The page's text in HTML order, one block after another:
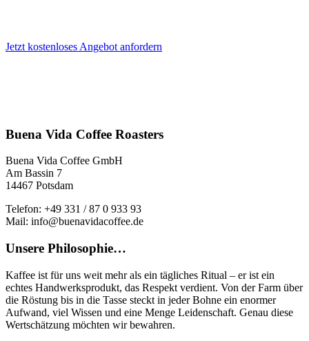
Jetzt kostenloses Angebot anfordern
Buena Vida Coffee Roasters
Buena Vida Coffee GmbH
Am Bassin 7
14467 Potsdam
Telefon: +49 331 / 87 0 933 93
Mail: info@buenavidacoffee.de
Unsere Philosophie…
Kaffee ist für uns weit mehr als ein tägliches Ritual – er ist ein
echtes Handwerksprodukt, das Respekt verdient. Von der Farm über
die Röstung bis in die Tasse steckt in jeder Bohne ein enormer
Aufwand, viel Wissen und eine Menge Leidenschaft. Genau diese
Wertschätzung möchten wir bewahren.